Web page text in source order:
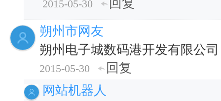
2015-05-30
回复
朔州市网友
朔州电子城数码港开发有限公司
2015-05-30
回复
网站机器人